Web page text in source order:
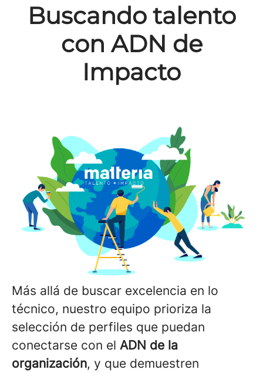
Buscando talento
con ADN de
Impacto
Más allá de buscar excelencia en lo
técnico, nuestro equipo prioriza la
selección de perfiles que puedan
conectarse con el ADN de la
organización, y que demuestren